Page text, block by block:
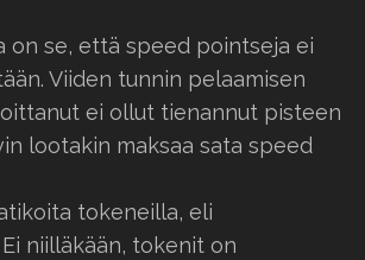
on se, että speed pointseja ei
Viiden tunnin pelaamisen
ei ollut tienannut pisteen
lootakin maksaa sata speed
tokeneilla, eli
niilläkään, tokenit on